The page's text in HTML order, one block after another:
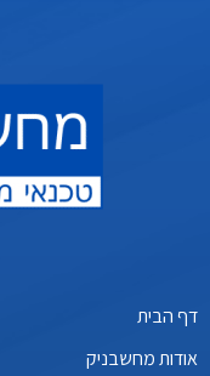
דף הבית
אודות מחשבניק